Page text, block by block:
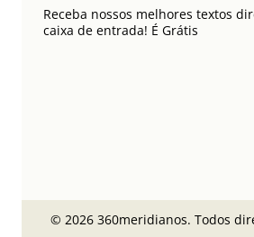
Receba nossos melhores textos
caixa de entrada! É Grátis
© 2026 360meridianos. Todos